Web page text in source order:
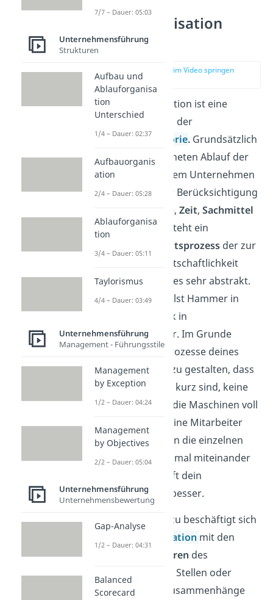
Ablauforganisation
Definition
zur Stelle im Video springen
(00:16)
Die Ablauforganisation ist eine
Organisationsform der
Organisationstheorie. Grundsätzlich
gilt es einen geordneten Ablauf der
Teilaufgaben in einem Unternehmen
herzustellen. Unter Berücksichtigung
Raum,Zeit,Sachmittel
undPersonenentsteht ein
dynamischer Arbeitsprozess der zur
Steigerung der Wirtschaftlichkeit
führt. Das klingt alles sehr abstrakt.
Stell dir vor, du stellst Hammer in
einer kleinen Fabrik in
„Ablaufhausen“ her. Im Grunde
versuchst du die Prozesse deines
Unternehmens so zu gestalten, dass
die Transportwege kurz sind, keine
Zeit verloren geht, die Maschinen voll
ausgelastet und deine Mitarbeiter
glücklich sind. Wenn die einzelnen
Arbeitsschritte optimal miteinander
verknüpft sind, läuft dein
Unternehmen viel besser.
Im Gegensatz hierzu beschäftigt sich
Aufbauorganisation mit den
statischen Strukturen des
Unternehmens wie Stellen oder
Abteilungen. D
ie Zusammenhänge
7/7 – Dauer: 05:03
Unternehmensführung
Strukturen
Aufbau und
Ablauforganisa
tion
Unterschied
1/4 – Dauer: 02:37
Aufbauorganis
ation
2/4 – Dauer: 05:28
Ablauforganisa
tion
3/4 – Dauer: 05:11
Taylorismus
4/4 – Dauer: 03:49
Unternehmensführung
Management - Führungsstile
Management
by Exception
1/2 – Dauer: 04:24
Management
by Objectives
2/2 – Dauer: 05:04
Unternehmensführung
Unternehmensbewertung
Gap-Analyse
1/2 – Dauer: 04:31
Balanced
Scorecard